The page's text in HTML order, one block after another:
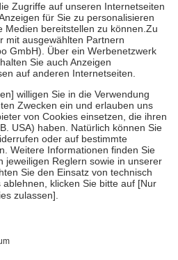
auch für Online-Apotheken.
Krankenpflege beträgt die
sowie zehn Euro je
für ihre eigene Gesundheit zu
der Familie zu unterstützen,
zum vollendeten 18. Lebensjahr
und Früherkennung, die von der
es sich um echte Bewertungen